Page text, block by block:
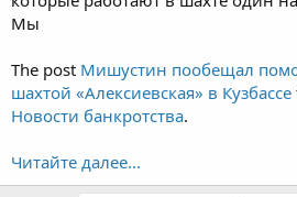
Мы
The post Мишустин пообещал
шахтой «Алексиевская» в Кузбассе
Новости банкротства.
Читайте далее...